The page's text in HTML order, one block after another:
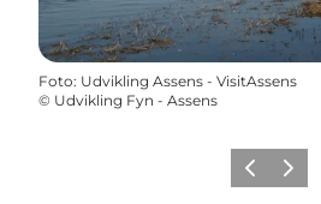
Foto: Udvikling Assens - VisitAssens
© Udvikling Fyn - Assens
ForrigeNæste